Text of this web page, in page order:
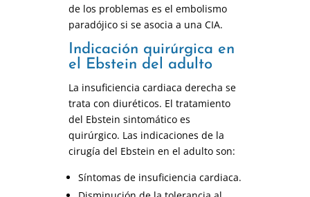
de los problemas es el embolismo
paradójico si se asocia a una CIA.
Indicación quirúrgica en
el Ebstein del adulto
La insuficiencia cardiaca derecha se
trata con diuréticos. El tratamiento
del Ebstein sintomático es
quirúrgico. Las indicaciones de la
cirugía del Ebstein en el adulto son:
Síntomas de insuficiencia cardiaca.